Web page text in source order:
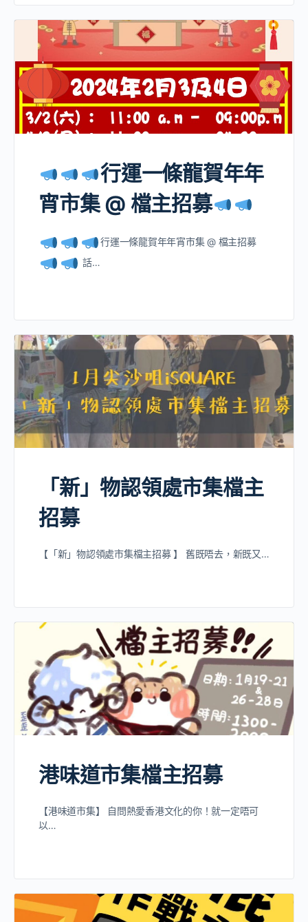
行運一條龍賀年年
宵市集 @ 檔主招募
行運一條龍賀年年宵市集 @ 檔主招募
話…
「新」物認領處市集檔主
招募
【「新」物認領處市集檔主招募 】 舊既唔去，新既又…
港味道市集檔主招募
【港味道市集】 自問熱愛香港文化的你！就一定唔可
以…